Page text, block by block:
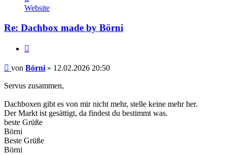
von
Börni
Website
Re: Dachbox made by Börni
Beitrag
von Börni » 12.02.2026 20:50
Servus zusammen,
Dachboxen gibt es von mir nicht mehr, stelle keine mehr her.
Der Markt ist gesättigt, da findest du bestimmt was.
beste Grüße
Börni
Beste Grüße
Börni